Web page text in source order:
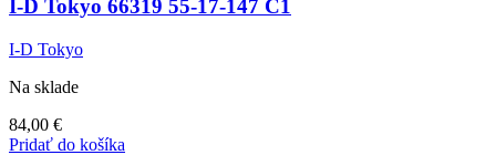
I-D Tokyo 66319 55-17-147 C1
I-D Tokyo
Na sklade
84,00 €
Pridať do košíka